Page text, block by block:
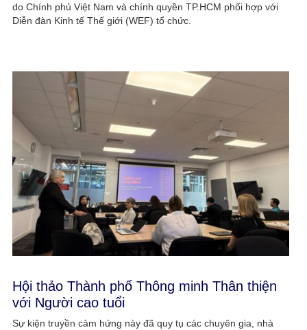
do Chính phủ Việt Nam và chính quyền TP.HCM phối hợp với
Diễn đàn Kinh tế Thế giới (WEF) tổ chức.
Hội thảo Thành phố Thông minh Thân thiện
với Người cao tuổi
Sự kiện truyền cảm hứng này đã quy tụ các chuyên gia, nhà